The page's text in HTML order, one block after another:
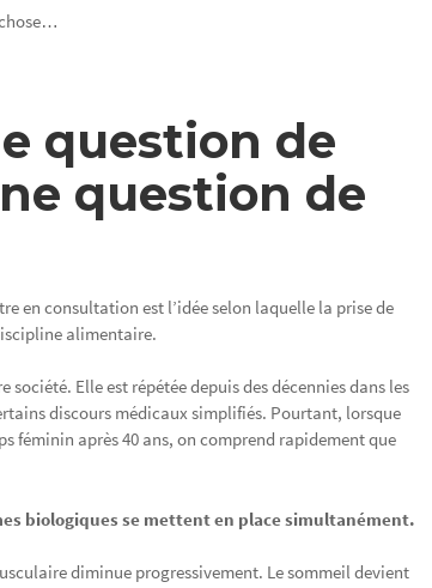
question de
question de
en consultation est l’idée selon laquelle la prise de
alimentaire.
Elle est répétée depuis des décennies dans les
discours médicaux simplifiés. Pourtant, lorsque
féminin après 40 ans, on comprend rapidement que
biologiques se mettent en place simultanément.
diminue progressivement. Le sommeil devient